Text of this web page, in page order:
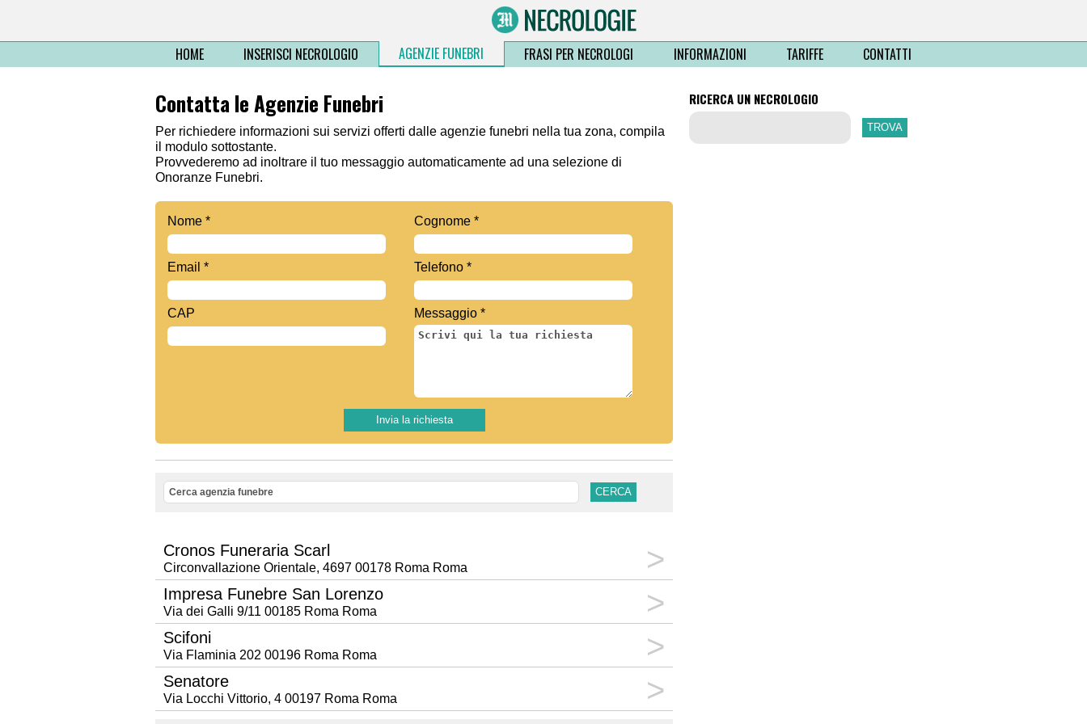
HOME INSERISCI NECROLOGIO AGENZIE FUNEBRI FRASI PER NECROLOGI INFORMAZIONI TARIFFE CONTATTI
Contatta le Agenzie Funebri
Per richiedere informazioni sui servizi offerti dalle agenzie funebri nella tua zona, compila
il modulo sottostante.
Provvederemo ad inoltrare il tuo messaggio automaticamente ad una selezione di
Onoranze Funebri.
Nome * Cognome *
Email * Telefono *
CAP Messaggio *
Cronos Funeraria Scarl
Circonvallazione Orientale, 4697 00178 Roma Roma
Impresa Funebre San Lorenzo
Via dei Galli 9/11 00185 Roma Roma
Scifoni
Via Flaminia 202 00196 Roma Roma
Senatore
Via Locchi Vittorio, 4 00197 Roma Roma
RICERCA UN NECROLOGIO